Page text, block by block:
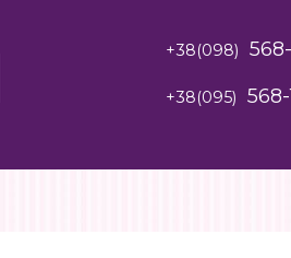
+38(098)
+38(095) 568-